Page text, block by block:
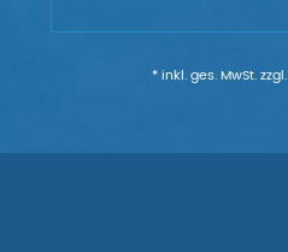
* inkl. ges. MwSt. zzgl.